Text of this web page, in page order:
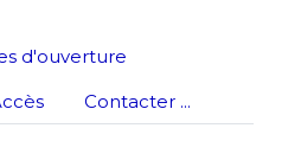
conditions
d'ouverture
Contacter ...